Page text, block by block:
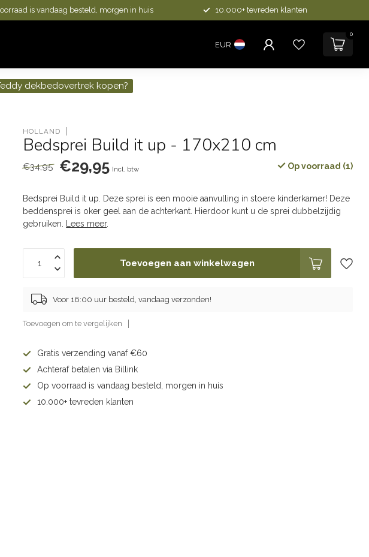
is vandaag besteld, morgen in huis 10.000+ tevreden klanten
EUR
0
dekbedovertrek kopen?
HOLLAND
Bedsprei Build it up - 170x210 cm
€34,95 €29,95 Incl. btw Op voorraad (1)
Bedsprei Build it up. Deze sprei is een mooie aanvulling in stoere kinderkamer! Deze
beddensprei is oker geel aan de achterkant. Hierdoor kunt u de sprei dubbelzijdig
gebruiken.
Lees meer.
Toevoegen aan winkelwagen
Voor 16:00 uur besteld, vandaag verzonden!
Toevoegen om te vergelijken
Gratis verzending vanaf €60
Achteraf betalen via Billink
Op voorraad is vandaag besteld, morgen in huis
10.000+ tevreden klanten